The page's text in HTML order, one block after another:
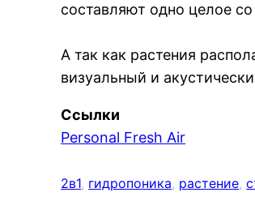
составляют одно целое
А так как растения
визуальный и
Ссылки
Personal Fresh Air
2в1, гидропоника, растение,